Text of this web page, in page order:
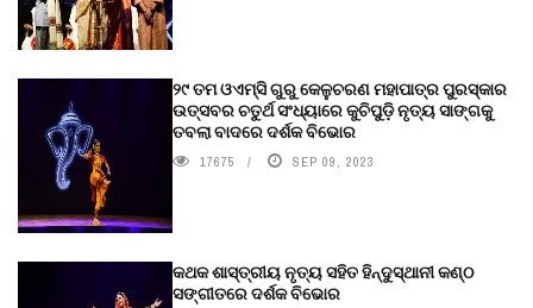
୨୯ ତମ ଓଏମ୍‌ସି ଗୁରୁ କେଳୁଚରଣ ମହାପାତ୍ର ପୁରସ୍କାର
ଉତ୍ସବର ଚତୁର୍ଥ ସଂଧ୍ୟାରେ କୁଚିପୁଡ଼ି ନୃତ୍ୟ ସାଙ୍ଗକୁ
ତବଲା ବାଦରେ ଦର୍ଶକ ବିଭୋର
17675 SEP 09, 2023
କଥକ ଶାସ୍ତ୍ରୀୟ ନୃତ୍ୟ ସହିତ ହିନ୍ଦୁସ୍ଥାନୀ କଣ୍ଠ
ସଙ୍ଗୀତରେ ଦର୍ଶକ ବିଭୋର